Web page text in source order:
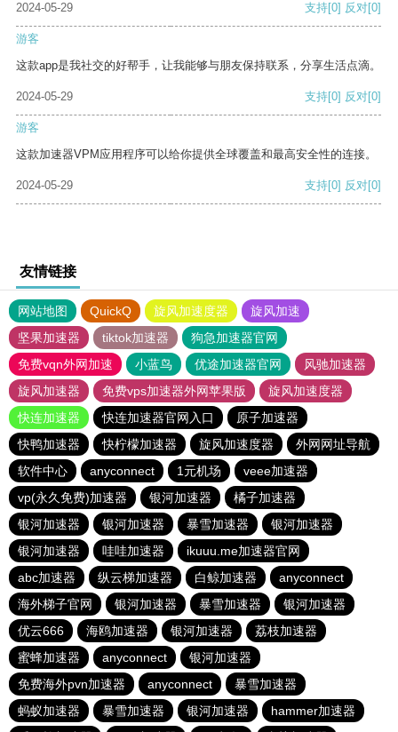
2024-05-29 支持[0] 反对[0]
游客
这款app是我社交的好帮手，让我能够与朋友保持联系，分享生活点滴。
2024-05-29 支持[0] 反对[0]
游客
这款加速器VPM应用程序可以给你提供全球覆盖和最高安全性的连接。
2024-05-29 支持[0] 反对[0]
友情链接
网站地图 QuickQ 旋风加速度器
旋风加速
坚果加速器
tiktok加速器
狗急加速器官网
免费vqn外网加速
小蓝鸟 优途加速器官网
风驰加速器
旋风加速器
免费vps加速器外网苹果版
旋风加速度器
快连加速器
快连加速器官网入口
原子加速器
快鸭加速器
快柠檬加速器 旋风加速度器
外网网址导航
软件中心
anyconnect 1元机场
veee加速器
vp(永久免费)加速器
银河加速器
橘子加速器
银河加速器
银河加速器 暴雪加速器
银河加速器
银河加速器
哇哇加速器
ikuuu.me加速器官网
abc加速器
纵云梯加速器 白鲸加速器
anyconnect
海外梯子官网
银河加速器 暴雪加速器
银河加速器
优云666
海鸥加速器 银河加速器
荔枝加速器
蜜蜂加速器
anyconnect
银河加速器
免费海外pvn加速器
anyconnect
暴雪加速器
蚂蚁加速器
暴雪加速器 银河加速器
hammer加速器